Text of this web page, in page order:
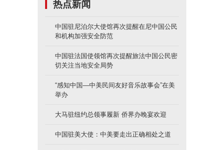
热点新闻
中国驻尼泊尔大使馆再次提醒在尼中国公民
和机构加强安全防范
中国驻法国使领馆再次提醒旅法中国公民密
切关注当地安全局势
“感知中国—中美民间友好音乐故事会”在美
举办
大马驻纽约总领事履新 侨界办晚宴欢迎
中国驻美大使：中美要走出正确相处之道